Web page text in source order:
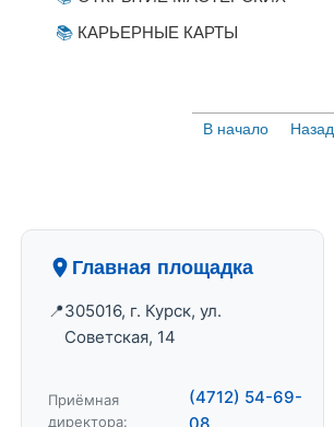
КАРЬЕРНЫЕ КАРТЫ
В начало Назад
Главная площадка
305016, г. Курск, ул.
Советская, 14
Приёмная
директора:
(4712) 54-69-
08